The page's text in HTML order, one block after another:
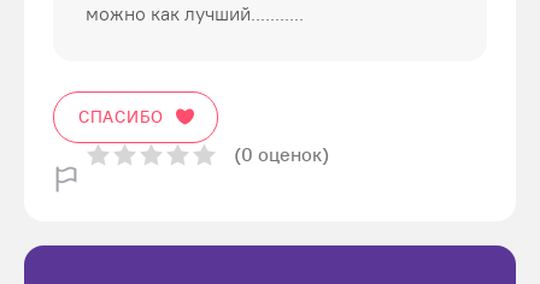
можно как лучший...........
СПАСИБО
(0 оценок)